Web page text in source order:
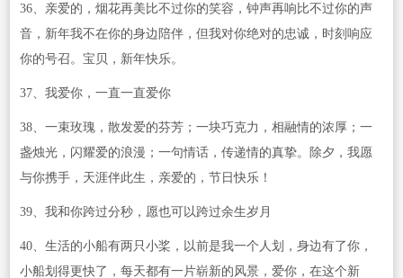
36、亲爱的，烟花再美比不过你的笑容，钟声再响比不过你的声
音，新年我不在你的身边陪伴，但我对你绝对的忠诚，时刻响应
你的号召。宝贝，新年快乐。
37、我爱你，一直一直爱你
38、一束玫瑰，散发爱的芬芳；一块巧克力，相融情的浓厚；一
盏烛光，闪耀爱的浪漫；一句情话，传递情的真挚。除夕，我愿
与你携手，天涯伴此生，亲爱的，节日快乐！
39、我和你跨过分秒，愿也可以跨过余生岁月
40、生活的小船有两只小桨，以前是我一个人划，身边有了你，
小船划得更快了，每天都有一片崭新的风景，爱你，在这个新